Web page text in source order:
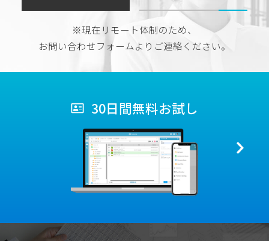
※現在リモート体制のため、
お問い合わせフォームよりご連絡ください。
30日間無料お試し